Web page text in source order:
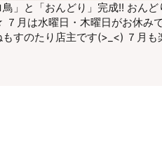
」と「おんどり」完成!! おん
月は水曜日・木曜日がお休み
すのたり店主です(>_<) ７月